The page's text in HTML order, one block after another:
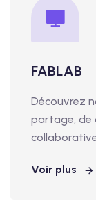
FABLAB
Découvrez
partage, de
Voir plus